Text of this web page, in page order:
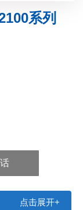
系列
点击展开+